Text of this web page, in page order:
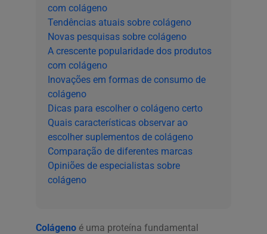
com colágeno
Tendências atuais sobre colágeno
Novas pesquisas sobre colágeno
A crescente popularidade dos produtos
com colágeno
Inovações em formas de consumo de
colágeno
Dicas para escolher o colágeno certo
Quais características observar ao
escolher suplementos de colágeno
Comparação de diferentes marcas
Opiniões de especialistas sobre
colágeno
Colágeno é uma proteína fundamental